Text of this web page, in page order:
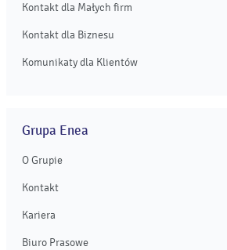
Kontakt dla Małych firm
Kontakt dla Biznesu
Komunikaty dla Klientów
Grupa Enea
O Grupie
Kontakt
Kariera
Biuro Prasowe